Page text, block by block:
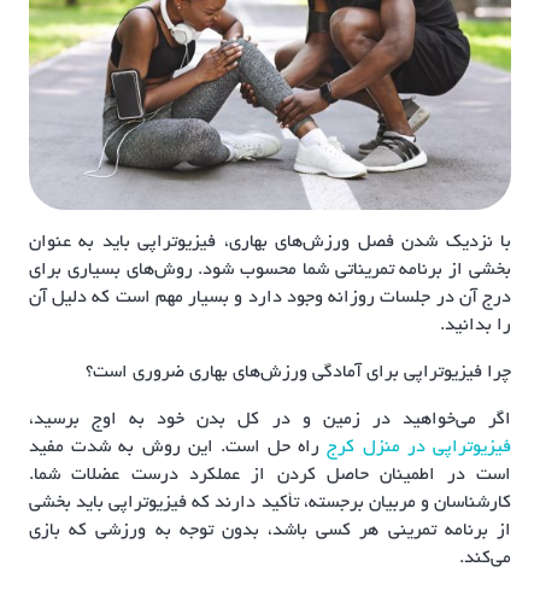
با نزدیک شدن فصل ورزش‌های بهاری، فیزیوتراپی باید به عنوان
بخشی از برنامه تمریناتی شما محسوب شود. روش‌های بسیاری برای
درج آن در جلسات روزانه وجود دارد و بسیار مهم است که دلیل آن
را بدانید.
چرا فیزیوتراپی برای آمادگی ورزش‌های بهاری ضروری است؟
اگر می‌خواهید در زمین و در کل بدن خود به اوج برسید،
فیزیوتراپی در منزل کرجراه حل است. این روش به شدت مفید
است در اطمینان حاصل کردن از عملکرد درست عضلات شما.
کارشناسان و مربیان برجسته، تأکید دارند که فیزیوتراپی باید بخشی
از برنامه تمرینی هر کسی باشد، بدون توجه به ورزشی که بازی
می‌کند.